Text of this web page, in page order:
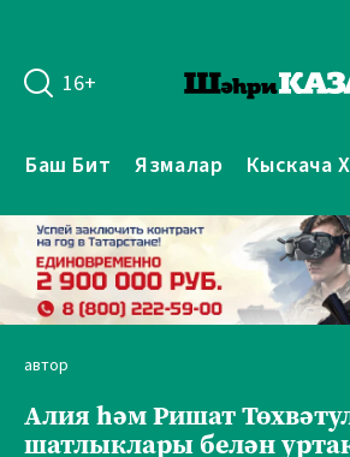
16+
Баш Бит Язмалар Кыскача
автор
Алия һәм Ришат
шатлыклары белән